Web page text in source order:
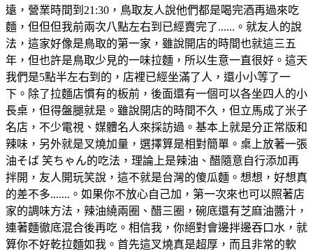
遠，營業時間到21:30，鳥取友人說他們都是喝完酒再過來吃
麵，但但但我前兩次八點左右到已經賣完了......。就友人的說
法，這家好像是鳥取的第一家，雖說開店的時間也就這三五
年，但也許是鳥取少見的一味拉麵，所以生意一直很好。這天
我們是5點半左右到的，店裡已經坐滿了人，還小小等了一
下。除了拉麵店慣有的板前，後面還有一個可以各坐四人的小
長桌，但得盤腿就是。雖說開店的時間不久，但立馬成了米子
名店，不少電視、媒體名人來採訪過。基本上就是分正常版和
辣味，另外就是叉燒加量，選擇算是相對簡單。桌上放著一張
油そば 笑ちゃん的吃法，理論上是辣油、醋隨意自行添加再
拌開，友人開玩笑說，這不就是台灣的傻瓜麵。想想，好想真
的差不多.......。如果你不放心自己加，第一次來也可以照著店
家的調味方法，辣油繞兩圈、醋三圈，碗底還有芝麻油醬汁，
連著麵徹底混合後再吃。相信我，你絕對會邊拌邊吞口水，就
算你不好乾拉麵如我。首先這叉燒真是超厚，而且非常的軟